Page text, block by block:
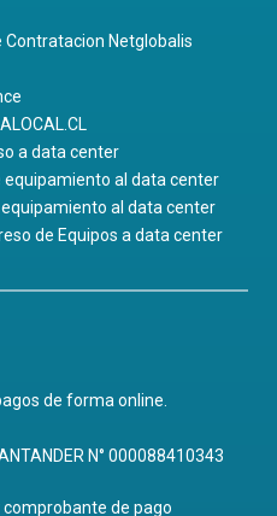
Contratacion Netglobalis
a data center
al data center
al data center
de Equipos a data center
de forma online.
N° 000088410343
de pago